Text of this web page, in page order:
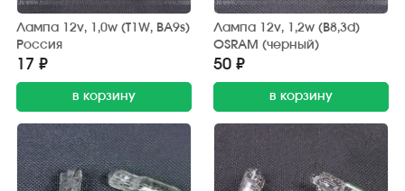
Лампа 12v, 1,0w (T1W, BA9s)
Россия
17 ₽
в корзину
Лампа 12v, 1,2w (B8,3d)
OSRAM (черный)
50 ₽
в корзину